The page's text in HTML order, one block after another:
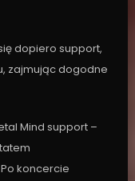
dopiero support,
zajmując dogodne
Mind support –
koncercie